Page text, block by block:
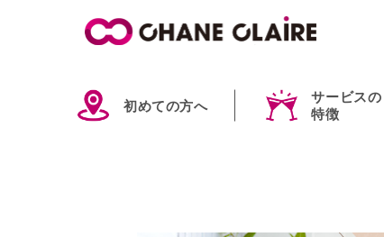
初めての方へ
サービスの
特徴